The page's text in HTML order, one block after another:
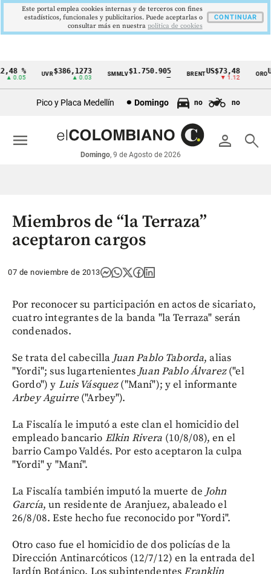
Cintillo
económicos
Colombia
%
0.05
UVR$386,1273
▲ 0.03
SMMLV$1.750.905 BRENTUS$73,48
▼ 1.12
ORO
Pico y Placa Medellín Domingo no no
person search
Domingo, 9 de Agosto de 2026
menu
Miembros de “la Terraza”
aceptaron cargos
07 de noviembre de 2013
Por reconocer su participación en actos de sicariato,
cuatro integrantes de la banda "la Terraza" serán
condenados.
Se trata del cabecilla Juan Pablo Taborda, alias
"Yordi"; sus lugartenientes Juan Pablo Álvarez("el
Gordo") y Luis Vásquez("Maní"); y el informante
Arbey Aguirre("Arbey").
La Fiscalía le imputó a este clan el homicidio del
empleado bancario Elkin Rivera (10/8/08), en el
barrio Campo Valdés. Por esto aceptaron la culpa
"Yordi" y "Maní".
La Fiscalía también imputó la muerte de John
García, un residente de Aranjuez, abaleado el
26/8/08. Este hecho fue reconocido por "Yordi".
Otro caso fue el homicidio de dos policías de la
Dirección Antinarcóticos (12/7/12) en la entrada del
Este portal emplea cookies internas y de terceros con fines
estadísticos, funcionales y publicitarios. Puede aceptarlas o
consultar más en nuestra politica de cookies
CONTINUAR